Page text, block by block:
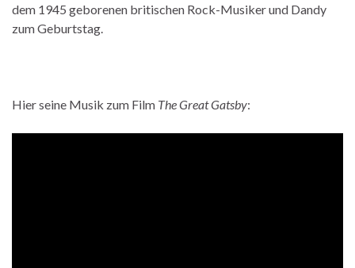
dem 1945 geborenen britischen Rock-Musiker und Dandy
zum Geburtstag.
Hier seine Musik zum Film The Great Gatsby: